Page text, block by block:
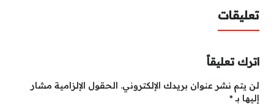
تعليقات
اترك تعليقاً
لن يتم نشر عنوان بريدك الإلكتروني. الحقول الإلزامية مشار
إليها بـ*